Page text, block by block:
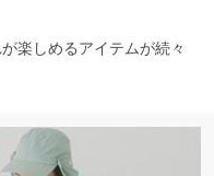
楽しめるアイテムが続々